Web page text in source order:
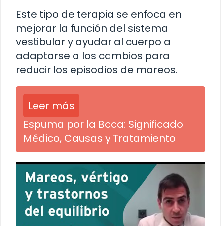
Este tipo de terapia se enfoca en
mejorar la función del sistema
vestibular y ayudar al cuerpo a
adaptarse a los cambios para
reducir los episodios de mareos.
Leer más
Espuma por la Boca: Significado
Médico, Causas y Tratamiento